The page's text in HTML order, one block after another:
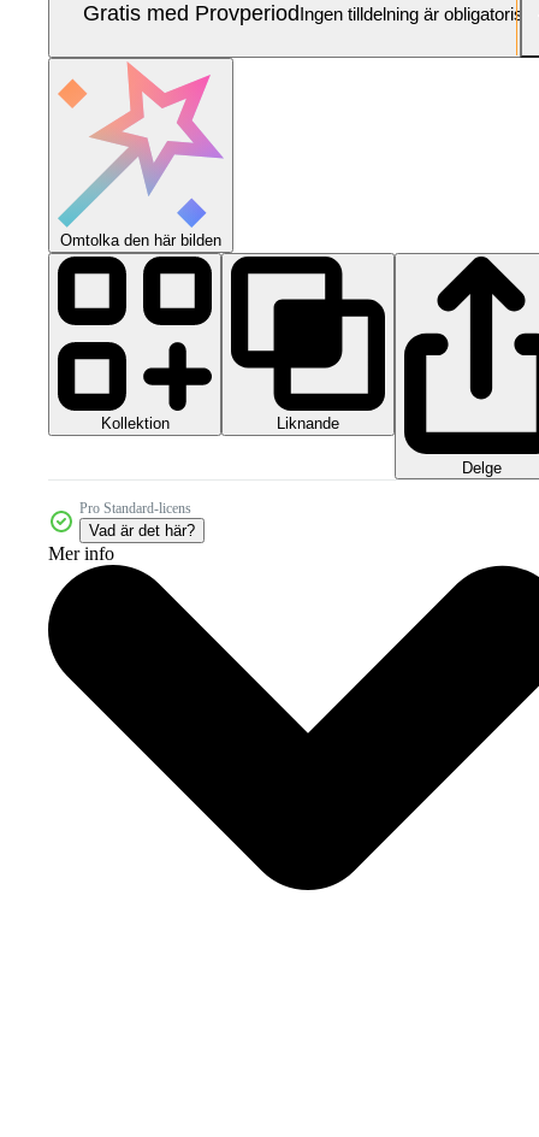
Gratis med ProvperiodIngen tilldelning är obligatorisk
Omtolka den här bilden
Kollektion Liknande
Delge
Pro Standard-licens
Vad är det här?
Mer info